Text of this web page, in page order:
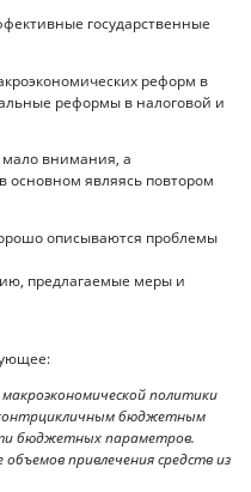
государственные
реформ в
реформы в налоговой и
мало внимания, а
являясь повтором
описываются проблемы
предлагаемые меры и
политики
контрцикличным бюджетным
бюджетных параметров.
привлечения средств из